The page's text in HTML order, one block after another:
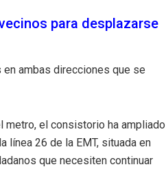
para desplazarse
ambas direcciones que se
metro, el consistorio ha ampliado
línea 26 de la EMT, situada en
que necesiten continuar